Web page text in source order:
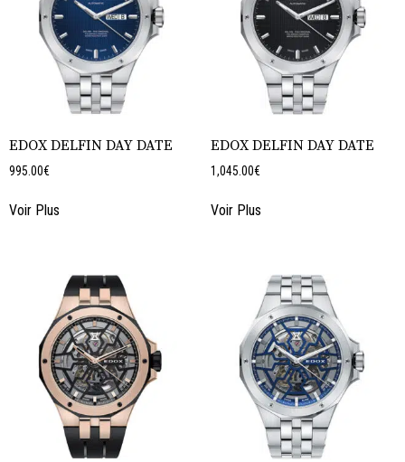
EDOX DELFIN DAY DATE
995.00€
Voir Plus
EDOX DELFIN DAY DATE
1,045.00€
Voir Plus